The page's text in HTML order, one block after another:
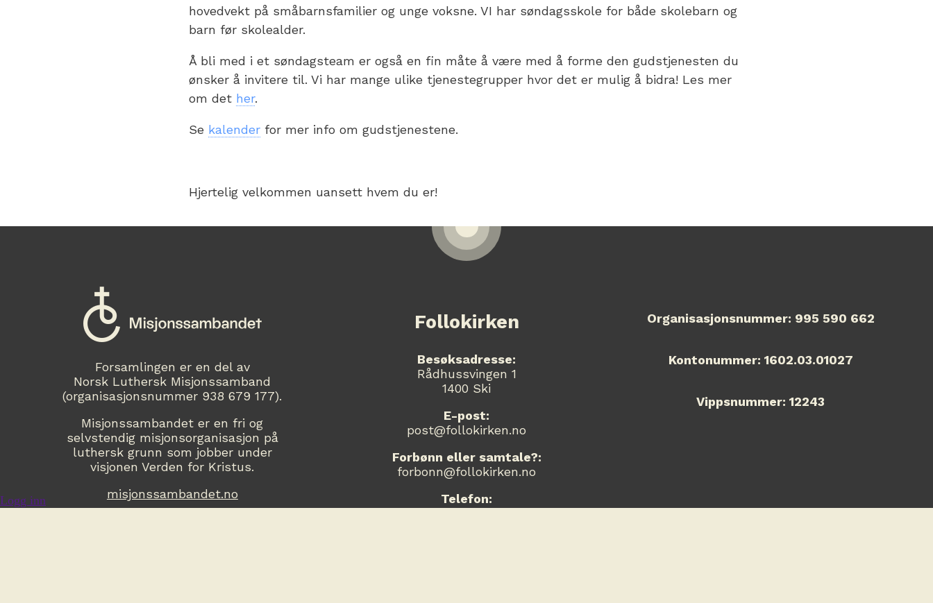
hovedvekt på småbarnsfamilier og unge voksne. VI har søndagsskole for både skolebarn og
barn før skolealder.
Å bli med i et søndagsteam er også en fin måte å være med å forme den gudstjenesten du
ønsker å invitere til. Vi har mange ulike tjenestegrupper hvor det er mulig å bidra! Les mer
om det her.
Se kalender for mer info om gudstjenestene.
Hjertelig velkommen uansett hvem du er!
Forsamlingen er en del av
Norsk Luthersk Misjonssamband
(organisasjonsnummer 938 679 177).
Misjonssambandet er en fri og
selvstendig misjonsorganisasjon på
luthersk grunn som jobber under
visjonen Verden for Kristus.
misjonssambandet.no
Follokirken
Besøksadresse:
Rådhussvingen 1
1400 Ski
E-post:
post@follokirken.no
Forbønn eller samtale?:
forbonn@follokirken.no
Telefon:
Organisasjonsnummer: 995 590 662
Kontonummer: 1602.03.01027
Vippsnummer: 12243
Logg inn